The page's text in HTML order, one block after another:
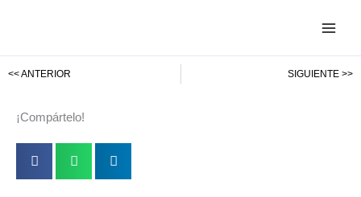
<< ANTERIOR SIGUIENTE >>
¡Compártelo!